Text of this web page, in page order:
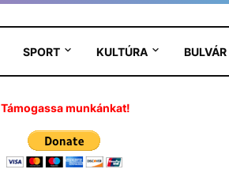
SPORT KULTÚRA BULVÁR
Támogassa munkánkat!